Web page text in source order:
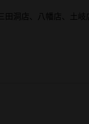
洞店、八幡店、土